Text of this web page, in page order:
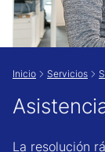
Inicio Servicios
La resolución